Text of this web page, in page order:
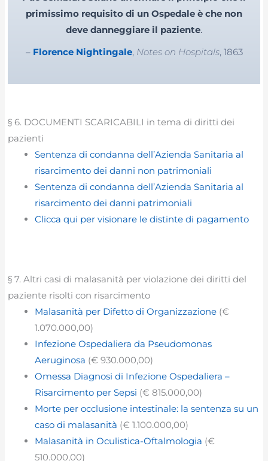
primissimo requisito di un Ospedale è che non
deve danneggiare il paziente.
– Florence Nightingale, Notes on Hospitals, 1863
§ 6. DOCUMENTI SCARICABILI in tema di diritti dei
pazienti
Sentenza di condanna dell’Azienda Sanitaria al
risarcimento dei danni non patrimoniali
Sentenza di condanna dell’Azienda Sanitaria al
risarcimento dei danni patrimoniali
Clicca qui per visionare le distinte di pagamento
§ 7. Altri casi di malasanità per violazione dei diritti del
paziente risolti con risarcimento
Malasanità per Difetto di Organizzazione (€
1.070.000,00)
Infezione Ospedaliera da Pseudomonas
Aeruginosa (€ 930.000,00)
Omessa Diagnosi di Infezione Ospedaliera –
Risarcimento per Sepsi (€ 815.000,00)
Morte per occlusione intestinale: la sentenza su un
caso di malasanità (€ 1.100.000,00)
Malasanità in Oculistica-Oftalmologia (€
510.000,00)